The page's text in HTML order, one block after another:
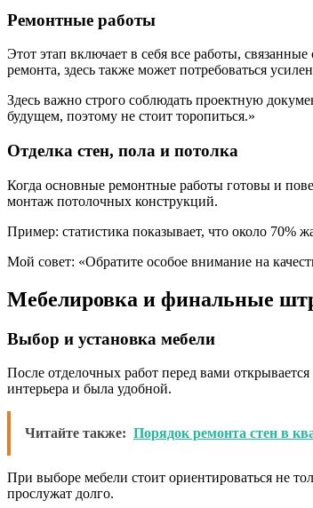
Ремонтные работы
Этот этап включает в себя все работы,
ремонта, здесь также может потребоваться
Здесь важно строго соблюдать проектную
будущем, поэтому не стоит торопиться.»
Отделка стен, пола и потолка
Когда основные ремонтные работы готовы и
монтаж потолочных конструкций.
Пример: статистика показывает, что около 70%
Мой совет: «Обратите особое внимание на
Мебелировка и финальные
Выбор и установка мебели
После отделочных работ перед вами
интерьера и была удобной.
Читайте также: Порядок ремонта стен в
При выборе мебели стоит ориентироваться не
прослужат долго.